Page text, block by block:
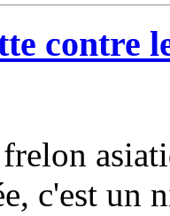
contre
c'est un